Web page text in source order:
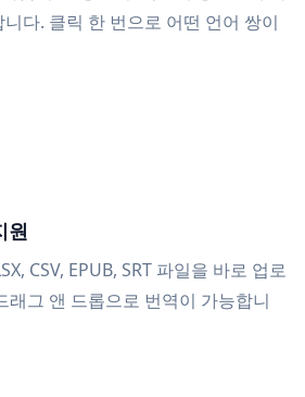
다. 클릭 한 번으로 어떤 언어 쌍이
원
CSV, EPUB, SRT 파일을 바로 업로
래그 앤 드롭으로 번역이 가능합니